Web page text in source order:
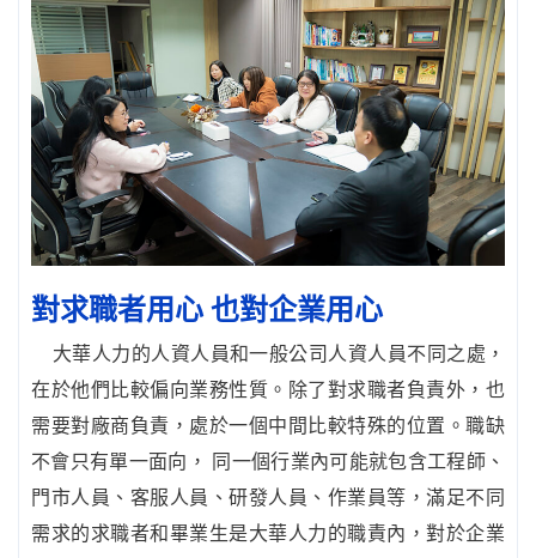
對求職者用心 也對企業用心
大華人力的人資人員和一般公司人資人員不同之處，
在於他們比較偏向業務性質。除了對求職者負責外，也
需要對廠商負責，處於一個中間比較特殊的位置。職缺
不會只有單一面向， 同一個行業內可能就包含工程師、
門市人員、客服人員、研發人員、作業員等，滿足不同
需求的求職者和畢業生是大華人力的職責內，對於企業